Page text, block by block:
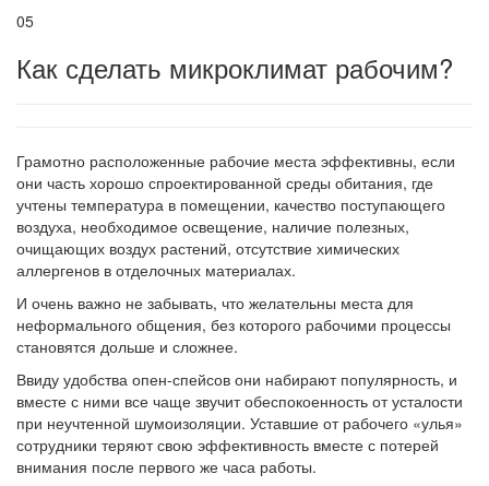
05
Как сделать микроклимат рабочим?
Грамотно расположенные рабочие места эффективны, если
они часть хорошо спроектированной среды обитания, где
учтены температура в помещении, качество поступающего
воздуха, необходимое освещение, наличие полезных,
очищающих воздух растений, отсутствие химических
аллергенов в отделочных материалах.
И очень важно не забывать, что желательны места для
неформального общения, без которого рабочими процессы
становятся дольше и сложнее.
Ввиду удобства опен-спейсов они набирают популярность, и
вместе с ними все чаще звучит обеспокоенность от усталости
при неучтенной шумоизоляции. Уставшие от рабочего «улья»
сотрудники теряют свою эффективность вместе с потерей
внимания после первого же часа работы.